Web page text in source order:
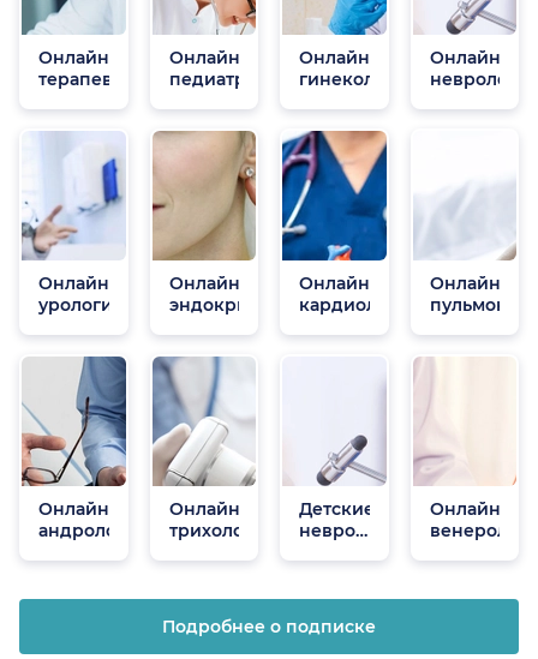
Онлайн
терапевты
Онлайн
педиатры
Онлайн
гинекологи
Онлайн
неврологи
Онлайн
урологи
Онлайн
эндокринологи
Онлайн
кардиологи
Онлайн
Онлайн
андрологи
Онлайн
трихологи
Детские
неврологи
Онлайн
венерологи
Подробнее о подписке